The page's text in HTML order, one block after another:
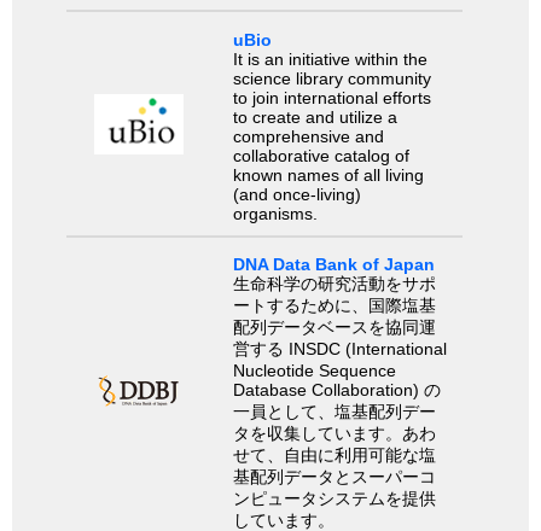
uBio
It is an initiative within the
science library community
to join international efforts
to create and utilize a
comprehensive and
collaborative catalog of
known names of all living
(and once-living)
organisms.
DNA Data Bank of Japan
生命科学の研究活動をサポ
ートするために、国際塩基
配列データベースを協同運
営する INSDC (International
Nucleotide Sequence
Database Collaboration) の
一員として、塩基配列デー
タを収集しています。あわ
せて、自由に利用可能な塩
基配列データとスーパーコ
ンピュータシステムを提供
しています。